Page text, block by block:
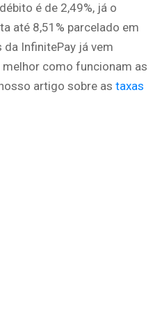
é de 2,49%, já o
até 8,51% parcelado em
da InfinitePay já vem
melhor como funcionam as
artigo sobre as taxas